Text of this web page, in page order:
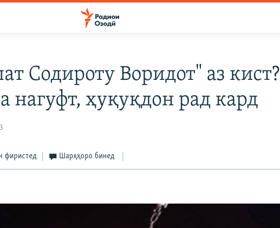
Содироту Воридот" аз кист?
нагуфт, ҳуқуқдон рад кард
фиристед Шарҳҳоро бинед